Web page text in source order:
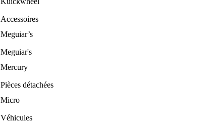
Meguiar’s
Mercury
Micro
Accessoires
Meguiar's
Pièces détachées
Véhicules